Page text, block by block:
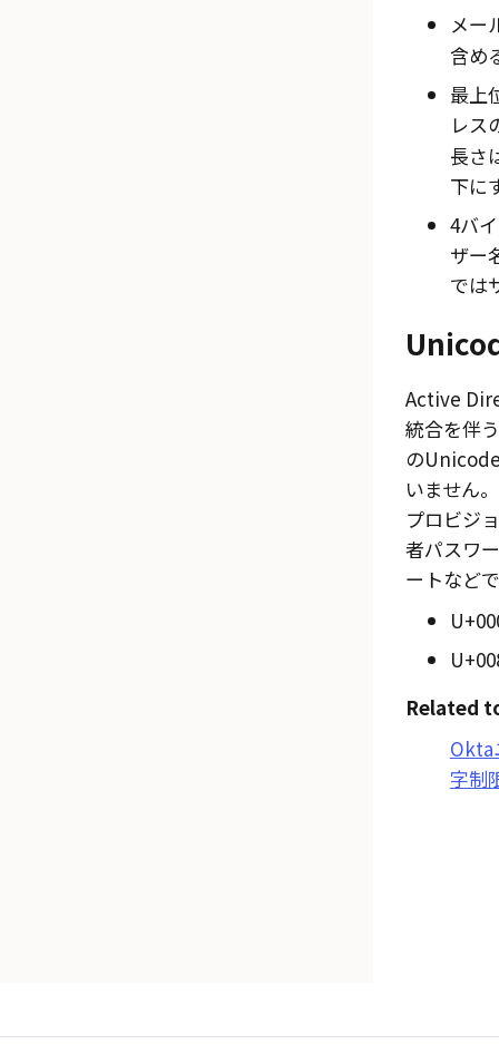
メー
含め
最上
レス
長さ
下に
4バ
ザー
では
Active
統合を伴
の
いません
プロビジ
者パスワ
ートなど
Related
Okta
字制